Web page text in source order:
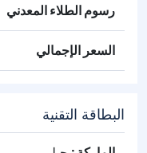
رسوم الطلاء المعدني
السعر الإجمالي
البطاقة التقنية